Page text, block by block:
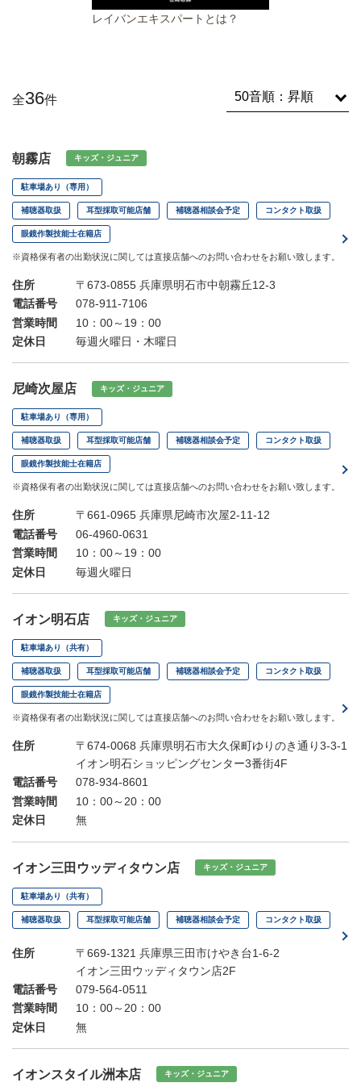
全36件
朝霧店 キッズ・ジュニア
駐車場あり（専用）
補聴器取扱 耳型採取可能店舗 補聴器相談会予定 コンタクト取扱
眼鏡作製技能士在籍店
※資格保有者の出勤状況に関しては直接店舗へのお問い合わせをお願い致します。
住所
〒673-0855 兵庫県明石市中朝霧丘12-3
電話番号
078-911-7106
営業時間
10：00～19：00
定休日
毎週火曜日・木曜日
尼崎次屋店 キッズ・ジュニア
駐車場あり（専用）
補聴器取扱 耳型採取可能店舗 補聴器相談会予定 コンタクト取扱
眼鏡作製技能士在籍店
※資格保有者の出勤状況に関しては直接店舗へのお問い合わせをお願い致します。
住所
〒661-0965 兵庫県尼崎市次屋2-11-12
電話番号
06-4960-0631
営業時間
10：00～19：00
定休日
毎週火曜日
イオン明石店 キッズ・ジュニア
駐車場あり（共有）
補聴器取扱 耳型採取可能店舗 補聴器相談会予定 コンタクト取扱
眼鏡作製技能士在籍店
※資格保有者の出勤状況に関しては直接店舗へのお問い合わせをお願い致します。
住所
〒674-0068 兵庫県明石市大久保町ゆりのき通り3-3-1
イオン明石ショッピングセンター3番街4F
電話番号
078-934-8601
営業時間
10：00～20：00
定休日
無
イオン三田ウッディタウン店 キッズ・ジュニア
駐車場あり（共有）
補聴器取扱 耳型採取可能店舗 補聴器相談会予定 コンタクト取扱
住所
〒669-1321 兵庫県三田市けやき台1-6-2
イオン三田ウッディタウン店2F
電話番号
079-564-0511
営業時間
10：00～20：00
定休日
無
イオンスタイル洲本店 キッズ・ジュニア
レイバンエキスパートとは？